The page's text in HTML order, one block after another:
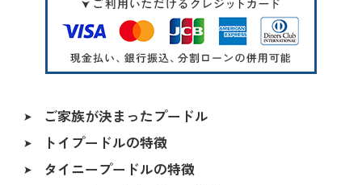
トイプードル
オレンジフォーン（アプリコット）
アプリコット
シャンパン
シルバー＆ホワイト
ペールホーン
ご家族が決まったプードル
ALL
香川県
トイプードルの特徴
タイニープードルの特徴